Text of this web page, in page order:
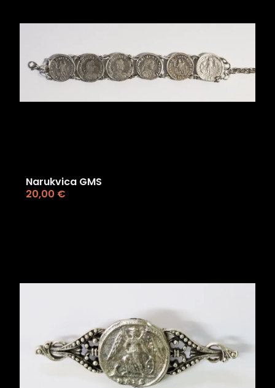
Narukvica GMS
20,00 €